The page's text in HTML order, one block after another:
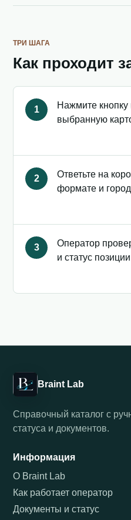
ТРИ ШАГА
Как проходит
1
Нажмите кнопку
выбранную
2
Ответьте на
формате и
3
Оператор
и статус
Braint Lab
Справочный каталог с
статуса и документов.
Информация
О Braint Lab
Как работает оператор
Документы и статус